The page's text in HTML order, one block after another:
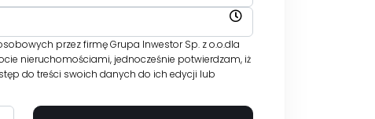
przez firmę Grupa Inwestor Sp. z o.o.dla
nieruchomościami, jednocześnie potwierdzam, iż
do treści swoich danych do ich edycji lub